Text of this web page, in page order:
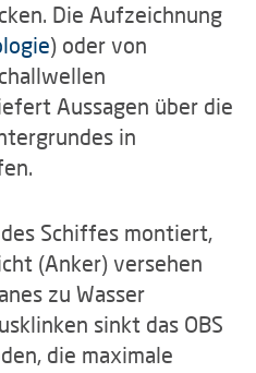
Die Aufzeichnung
) oder von
Aussagen über die
in
des Schiffes montiert,
(Anker) versehen
zu Wasser
sinkt das OBS
die maximale